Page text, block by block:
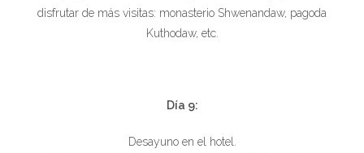
disfrutar de más visitas: monasterio Shwenandaw, pagoda
Kuthodaw, etc.
Día 9:
Desayuno en el hotel.